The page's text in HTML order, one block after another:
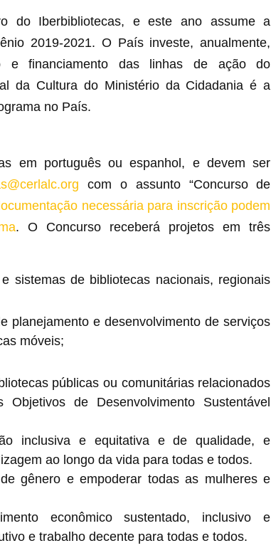
do Iberbibliotecas, e este ano assume a
2019-2021. O País investe, anualmente,
financiamento das linhas de ação do
da Cultura do Ministério da Cidadania é a
no País.
em português ou espanhol, e devem ser
com o assunto “Concurso de
necessária para inscrição podem
. O Concurso receberá projetos em três
sistemas de bibliotecas nacionais, regionais
planejamento e desenvolvimento de serviços
móveis;
públicas ou comunitárias relacionados
de Desenvolvimento Sustentável
inclusiva e equitativa e de qualidade, e
ao longo da vida para todas e todos.
gênero e empoderar todas as mulheres e
econômico sustentado, inclusivo e
e trabalho decente para todas e todos.